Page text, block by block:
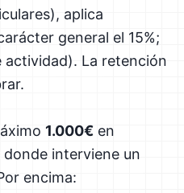
aplica
general el 15%;
actividad). La retención
1.000€ en
interviene un
encima: